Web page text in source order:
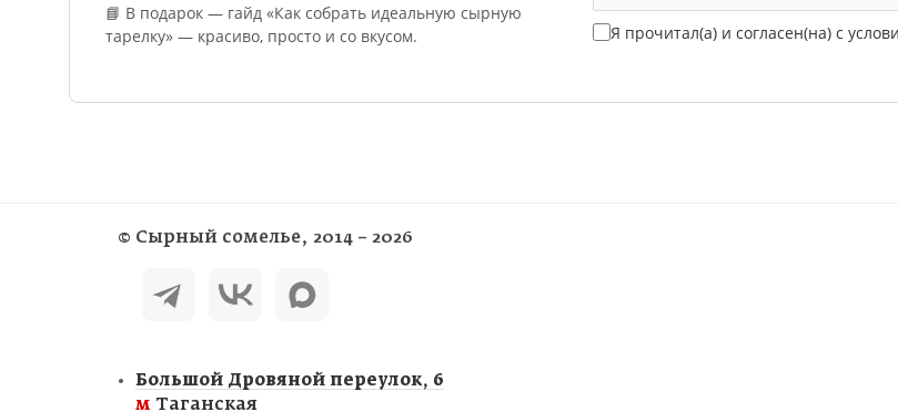
📘 В подарок — гайд «Как собрать идеальную сырную
тарелку» — красиво, просто и со вкусом.
Я прочитал(а) и согласен(на) с
© Сырный сомелье, 2014 – 2026
Большой Дровяной переулок, 6
м Таганская